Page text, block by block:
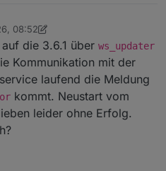
08:52
die 3.6.1 über ws_updater
Kommunikation mit der
laufend die Meldung
kommt. Neustart vom
leider ohne Erfolg.